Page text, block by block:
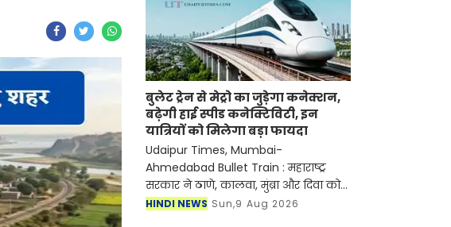
बुलेट ट्रेन से मेट्रो का जुड़ेगा कनेक्शन,
बढ़ेगी हाई स्पीड कनेक्टिविटी, इन
यात्रियों को मिलेगा बड़ा फायदा
Udaipur Times, Mumbai-
Ahmedabad Bullet Train : महाराष्ट्र
सरकार ने ठाणे, कालवा, मुंब्रा और दिवा को
जोड़ने वाले एक नए मेट्रो कॉरिडोर को
HINDI NEWS Sun,9 Aug 2026